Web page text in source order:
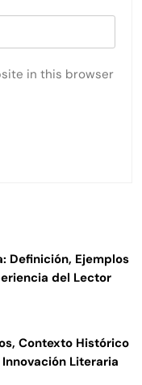
in this browser
Definición, Ejemplos
del Lector
Contexto Histórico
Literaria